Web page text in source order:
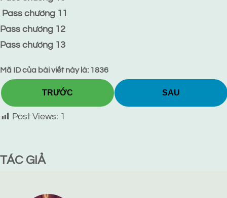
Pass chương 11
Pass chương 12
Pass chương 13
Mã ID của bài viết này là: 1836
TRƯỚC SAU
Post Views: 1
TÁC GIẢ